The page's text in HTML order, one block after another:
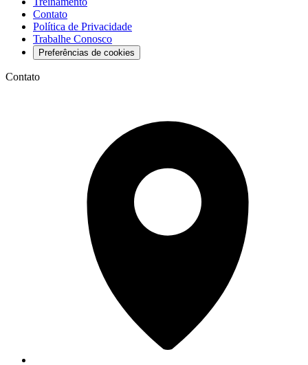
Contato
Política de Privacidade
Trabalhe Conosco
Preferências de cookies
Contato